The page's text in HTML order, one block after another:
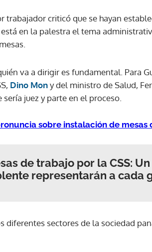
Gracias por suscribirte a
trabajador criticó que se hayan
en la palestra el tema
va a dirigir es fundamental. Para
Dino Mony del ministro de Salud,
juez y parte en el proceso.
sobre instalación de mesas
de trabajo por la CSS: Un
representarán a cada
diferentes sectores de la sociedad